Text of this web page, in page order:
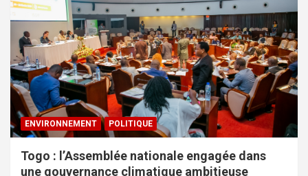
ENVIRONNEMENT POLITIQUE
Togo : l’Assemblée nationale engagée dans
une gouvernance climatique ambitieuse